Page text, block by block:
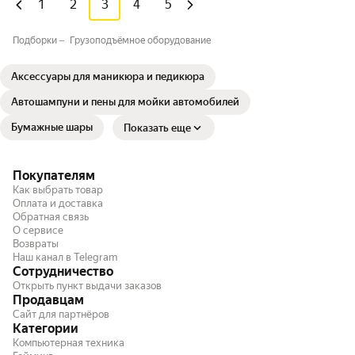
1 2 3 4 5
Подборки Грузоподъёмное оборудование
Аксессуары для маникюра и педикюра
Автошампуни и пены для мойки автомобилей
Бумажные шары Показать еще
Покупателям
Как выбрать товар
Оплата и доставка
Обратная связь
О сервисе
Возвраты
Наш канал в Telegram
Сотрудничество
Открыть пункт выдачи заказов
Продавцам
Сайт для партнёров
Категории
Компьютерная техника